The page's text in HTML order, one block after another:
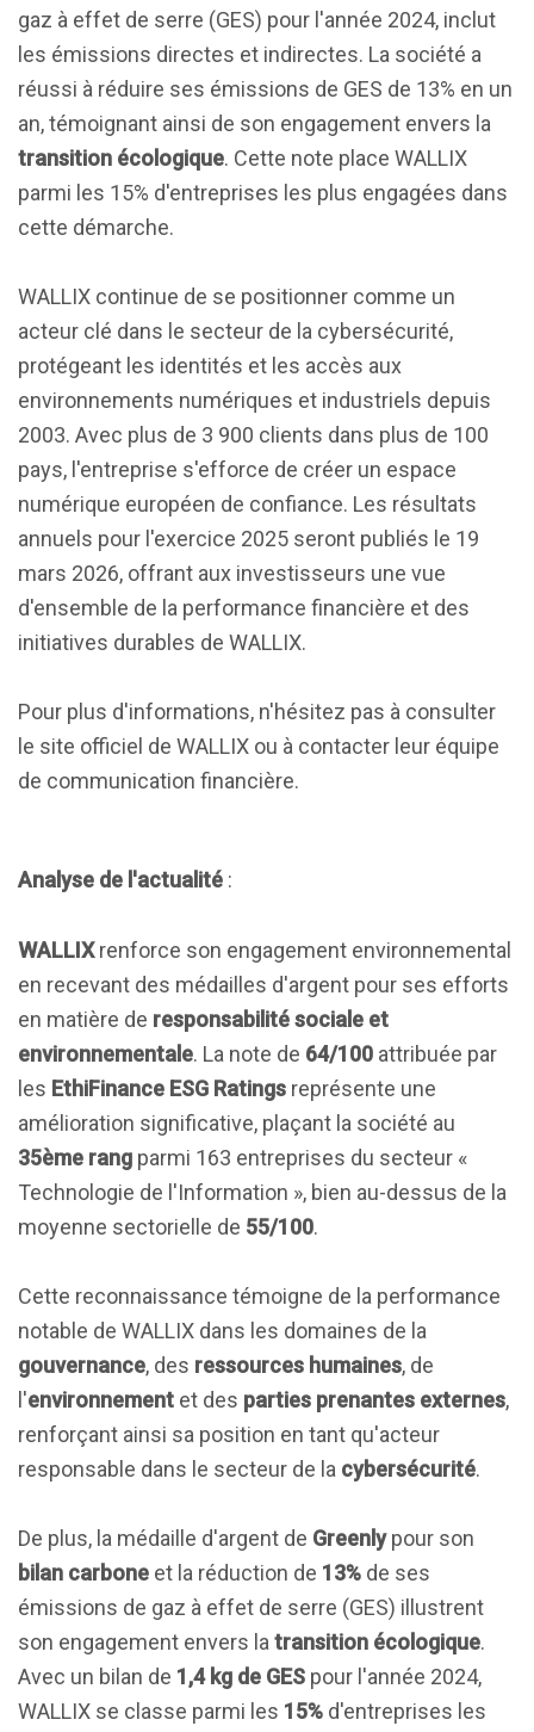
gaz à effet de serre (GES) pour l'année 2024, inclut
les émissions directes et indirectes. La société a
réussi à réduire ses émissions de GES de 13% en un
an, témoignant ainsi de son engagement envers la
transition écologique. Cette note place WALLIX
parmi les 15% d'entreprises les plus engagées dans
cette démarche.
WALLIX continue de se positionner comme un
acteur clé dans le secteur de la cybersécurité,
protégeant les identités et les accès aux
environnements numériques et industriels depuis
2003. Avec plus de 3 900 clients dans plus de 100
pays, l'entreprise s'efforce de créer un espace
numérique européen de confiance. Les résultats
annuels pour l'exercice 2025 seront publiés le 19
mars 2026, offrant aux investisseurs une vue
d'ensemble de la performance financière et des
initiatives durables de WALLIX.
Pour plus d'informations, n'hésitez pas à consulter
le site officiel de WALLIX ou à contacter leur équipe
de communication financière.
Analyse de l'actualité :
WALLIXrenforce son engagement environnemental
en recevant des médailles d'argent pour ses efforts
en matière de responsabilité sociale et
environnementale. La note de 64/100 attribuée par
les EthiFinance ESG Ratings représente une
amélioration significative, plaçant la société au
35ème rang parmi 163 entreprises du secteur «
Technologie de l'Information », bien au-dessus de la
moyenne sectorielle de 55/100.
Cette reconnaissance témoigne de la performance
notable de WALLIX dans les domaines de la
gouvernance, des ressources humaines, de
l'environnement et des parties prenantes externes,
renforçant ainsi sa position en tant qu'acteur
responsable dans le secteur de la cybersécurité.
De plus, la médaille d'argent de Greenlypour son
bilan carbone et la réduction de 13% de ses
émissions de gaz à effet de serre (GES) illustrent
son engagement envers la transition écologique.
Avec un bilan de 1,4 kg de GES pour l'année 2024,
WALLIX se classe parmi les 15% d'entreprises les